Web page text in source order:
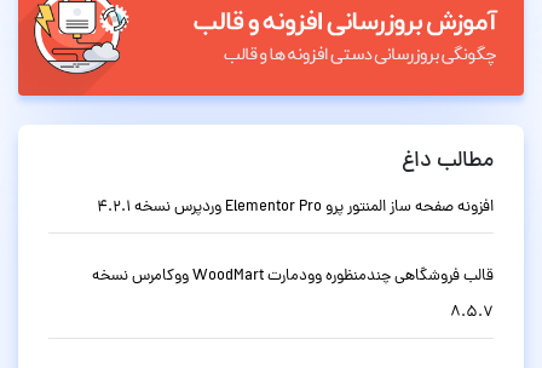
مطالب داغ
افزونه صفحه ساز المنتور پرو Elementor Pro وردپرس نسخه 4.2.1
قالب فروشگاهی چندمنظوره وودمارت WoodMart ووکامرس نسخه
8.5.7